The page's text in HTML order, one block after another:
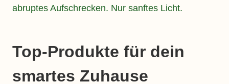
abruptes Aufschrecken. Nur sanftes Licht.
Top-Produkte für dein
smartes Zuhause